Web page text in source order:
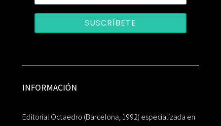
SUSCRÍBETE
INFORMACIÓN
Editorial Octaedro (Barcelona, 1992) especializada en